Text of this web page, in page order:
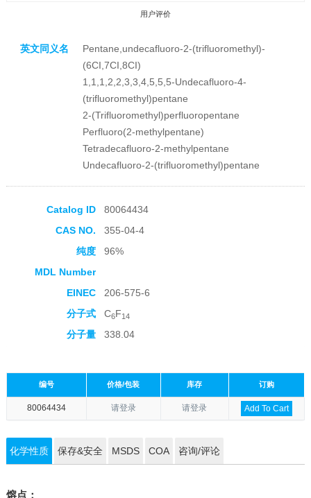
用户评价
收藏产品
英文同义名
Pentane,undecafluoro-2-(trifluoromethyl)-
(6CI,7CI,8CI)
1,1,1,2,2,3,3,4,5,5,5-Undecafluoro-4-
(trifluoromethyl)pentane
2-(Trifluoromethyl)perfluoropentane
Perfluoro(2-methylpentane)
Tetradecafluoro-2-methylpentane
Undecafluoro-2-(trifluoromethyl)pentane
Catalog ID
80064434
CAS NO.
355-04-4
纯度
96%
MDL Number
EINEC
206-575-6
分子式
C6F14
分子量 338.04
编号 价格/包装 库存 订购
80064434 请登录 请登录 Add To Cart
化学性质 保存&安全 MSDS COA 咨询/评论
熔点：